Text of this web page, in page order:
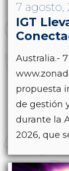
7 agosto,
IGT
Australia.-
propuesta
de gestión
durante la
2026, que